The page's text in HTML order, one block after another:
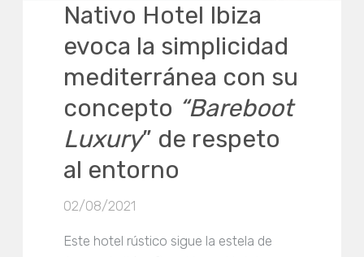
Nativo Hotel Ibiza
evoca la simplicidad
mediterránea con su
concepto “Bareboot
Luxury” de respeto
al entorno
02/08/2021
Este hotel rústico sigue la estela de